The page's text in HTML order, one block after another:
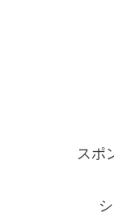
スポ